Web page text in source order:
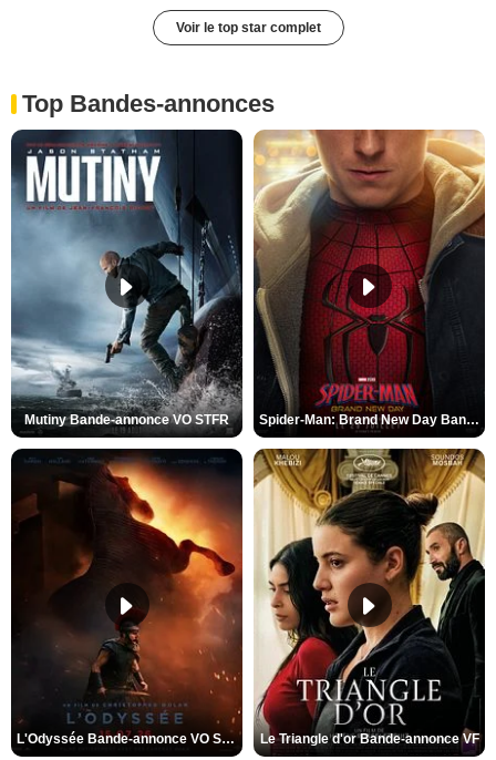
Voir le top star complet
Top Bandes-annonces
Mutiny Bande-annonce VO STFR Spider-Man: Brand New Day Bande-annonce VO STFR
L'Odyssée Bande-annonce VO STFR Le Triangle d'or Bande-annonce VF